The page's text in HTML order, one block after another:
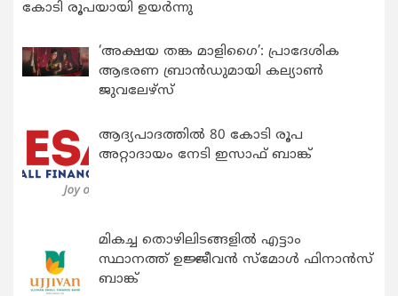
കോടി രൂപയായി ഉയർന്നു
‘അക്ഷയ തങ്ക മാളിഗൈ’: പ്രാദേശിക
ആഭരണ ബ്രാന്‍ഡുമായി കല്യാണ്‍
ജുവലേഴ്‌സ്
ആദ്യപാദത്തിൽ 80 കോടി രൂപ
അറ്റാദായം നേടി ഇസാഫ് ബാങ്ക്
മികച്ച തൊഴിലിടങ്ങളിൽ എട്ടാം
സ്ഥാനത്ത് ഉജ്ജീവൻ സ്മോൾ ഫിനാൻസ്
ബാങ്ക്